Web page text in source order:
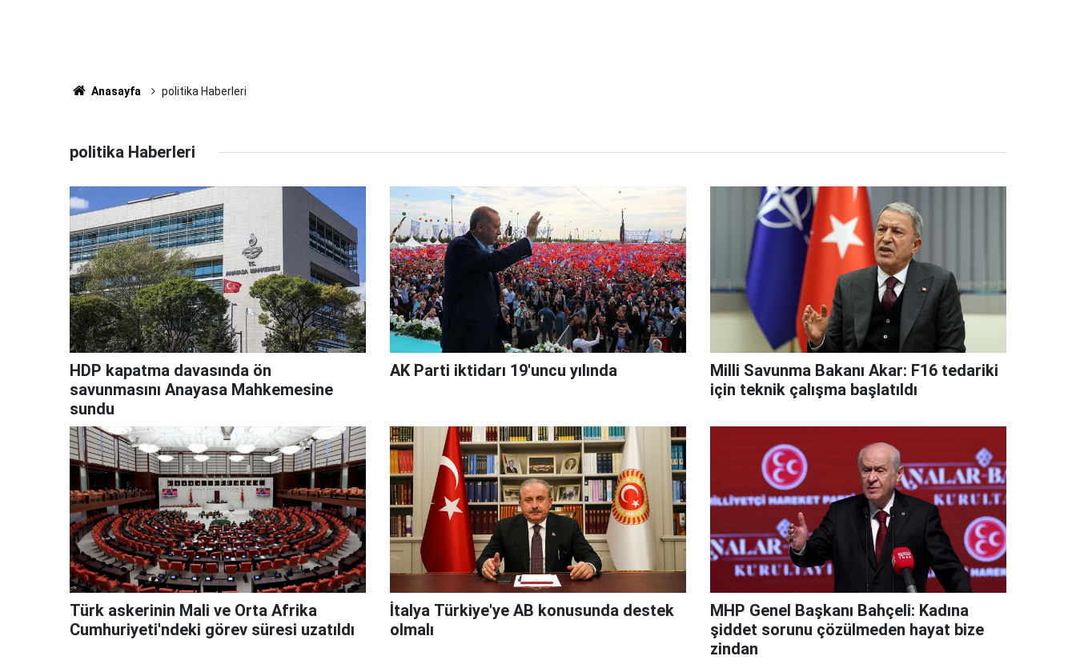
Anasayfa politika Haberleri
politika Haberleri
HDP kapatma davasında ön
savunmasını Anayasa Mahkemesine
sundu
AK Parti iktidarı 19'uncu yılında
Milli Savunma Bakanı Akar: F16 tedariki
için teknik çalışma başlatıldı
Türk askerinin Mali ve Orta Afrika
Cumhuriyeti'ndeki görev süresi uzatıldı
İtalya Türkiye'ye AB konusunda destek
olmalı
MHP Genel Başkanı Bahçeli: Kadına
şiddet sorunu çözülmeden hayat bize
zindan